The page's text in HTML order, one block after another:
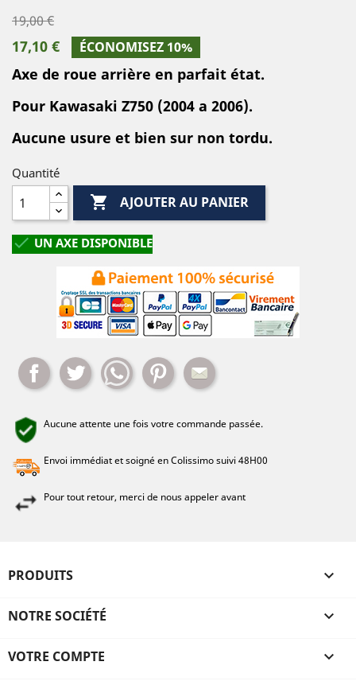
19,00 €
17,10 € ÉCONOMISEZ 10%
Axe de roue arrière en parfait état.
Pour Kawasaki Z750 (2004 a 2006).
Aucune usure et bien sur non tordu.
Quantité
 AJOUTER AU PANIER
 UN AXE DISPONIBLE
Partager Tweet WhatsappPinterest
Aucune attente une fois votre commande passée.
Envoi immédiat et soigné en Colissimo suivi 48H00
Pour tout retour, merci de nous appeler avant
PRODUITS 
NOTRE SOCIÉTÉ 
VOTRE COMPTE 